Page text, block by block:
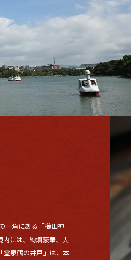
一角にある「櫛田神
には、絢爛豪華、大
霊泉鶴の井戸」は、本